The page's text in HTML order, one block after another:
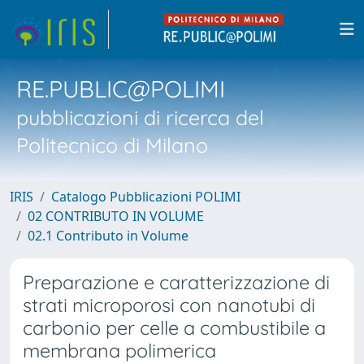
RE.PUBLIC@POLIMI
pubblicazioni di ricerca del
Politecnico di Milano
IRIS
Catalogo Pubblicazioni POLIMI
02 CONTRIBUTO IN VOLUME
02.1 Contributo in Volume
Preparazione e caratterizzazione di
strati microporosi con nanotubi di
carbonio per celle a combustibile a
membrana polimerica